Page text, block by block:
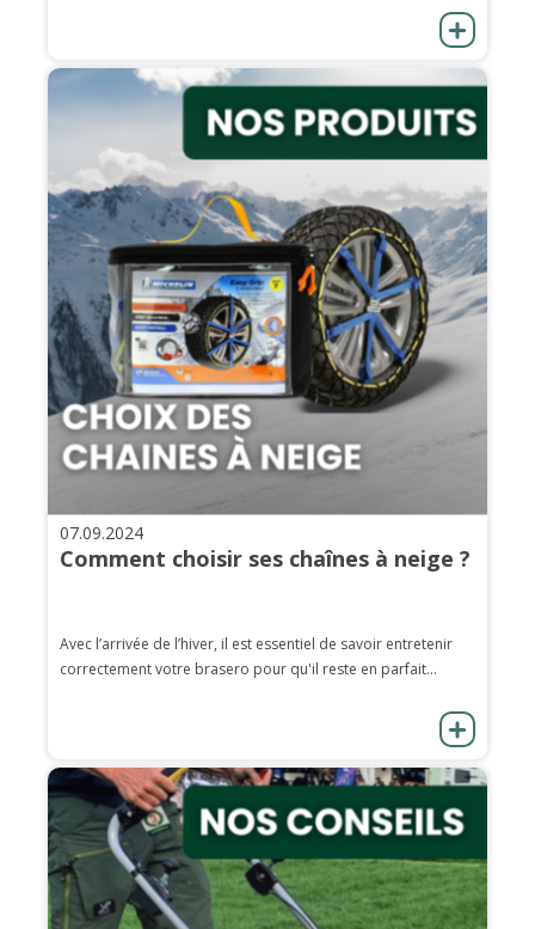
07.09.2024
Comment choisir ses chaînes à neige ?
Avec l’arrivée de l’hiver, il est essentiel de savoir entretenir
correctement votre brasero pour qu'il reste en parfait...